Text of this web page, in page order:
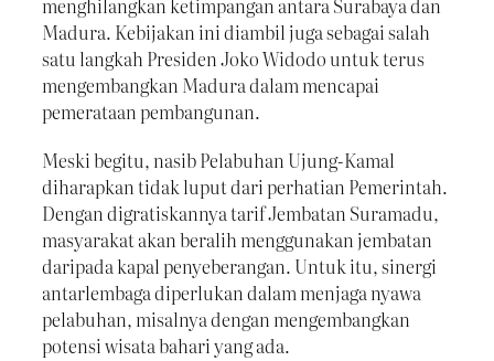
menghilangkan ketimpangan antara Surabaya dan
Madura. Kebijakan ini diambil juga sebagai salah
satu langkah Presiden Joko Widodo untuk terus
mengembangkan Madura dalam mencapai
pemerataan pembangunan.
Meski begitu, nasib Pelabuhan Ujung-Kamal
diharapkan tidak luput dari perhatian Pemerintah.
Dengan digratiskannya tarif Jembatan Suramadu,
masyarakat akan beralih menggunakan jembatan
daripada kapal penyeberangan. Untuk itu, sinergi
antarlembaga diperlukan dalam menjaga nyawa
pelabuhan, misalnya dengan mengembangkan
potensi wisata bahari yang ada.